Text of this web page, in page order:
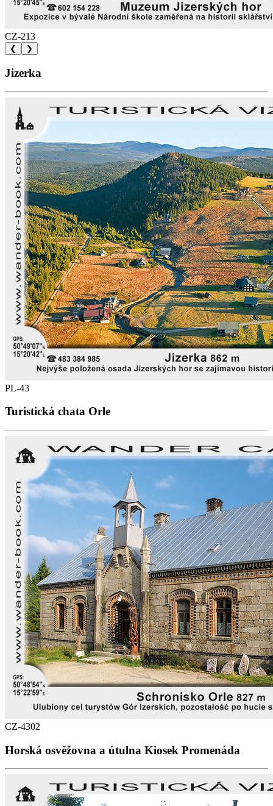
CZ-213
❮ ❯
Jizerka
PL-43
Turistická chata Orle
CZ-4302
Horská osvěžovna a útulna Kiosek Promenáda